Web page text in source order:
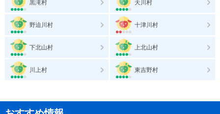
黒滝村 天川村
野迫川村 十津川村
下北山村 上北山村
川上村 東吉野村